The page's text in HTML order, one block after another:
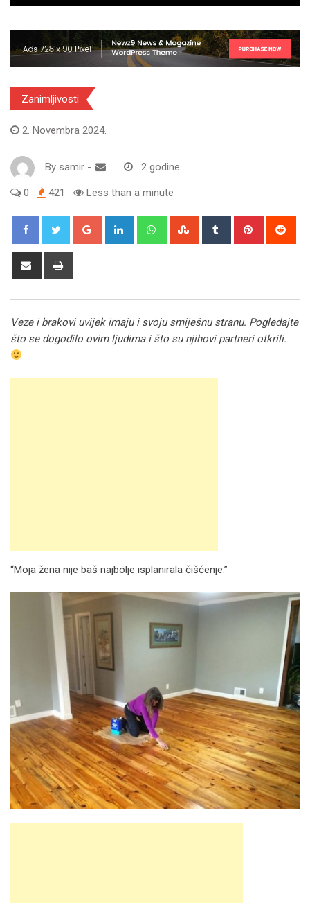
Zanimljivosti
2. Novembra 2024.
By samir - 2 godine
0 421 Less than a minute
Google+ LinkedIn WhatsappStumbleUpon
Tumblr Pinterest
Share
Veze i brakovi uvijek imaju i svoju smiješnu stranu. Pogledajte
što se dogodilo ovim ljudima i što su njihovi partneri otkrili.
“Moja žena nije baš najbolje isplanirala čišćenje.”